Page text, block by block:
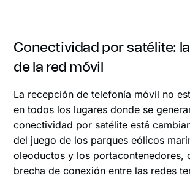
Conectividad por satélite:
de la red móvil
La recepción de telefonía móvil no
en todos los lugares donde se
conectividad por satélite está
del juego de los parques eólicos
oleoductos y los portacontenedores,
brecha de conexión entre las redes